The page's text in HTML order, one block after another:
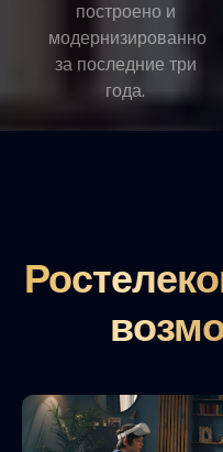
построено и
модернизированно
за последние три
года.